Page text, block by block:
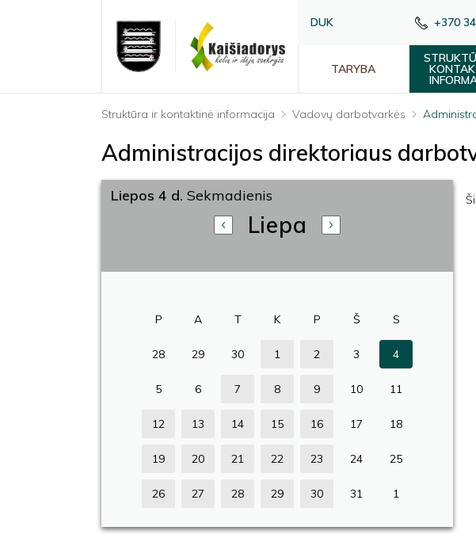
DUK +370
TARYBA
Struktūra ir kontaktinė informacija Vadovų darbotvarkės
Administracijos direktoriaus
Liepos 4 d. Sekmadienis
Liepa
P A T K P Š S
28 29 30 1 2 3 4
5 6 7 8 9 10 11
12 13 14 15 16 17 18
19 20 21 22 23 24 25
26 27 28 29 30 31 1